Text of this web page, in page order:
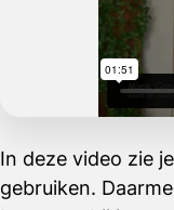
In deze video zie
gebruiken.